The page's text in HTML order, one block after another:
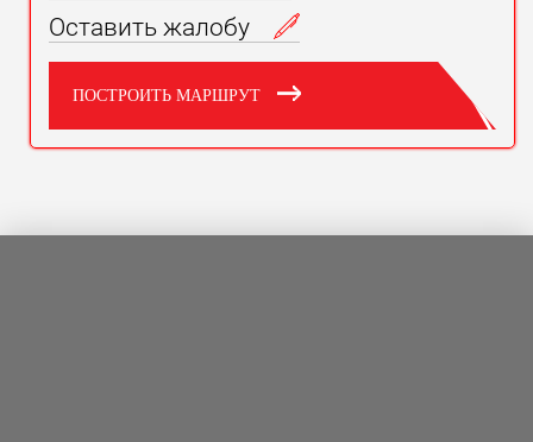
Оставить жалобу
ПОСТРОИТЬ МАРШРУТ